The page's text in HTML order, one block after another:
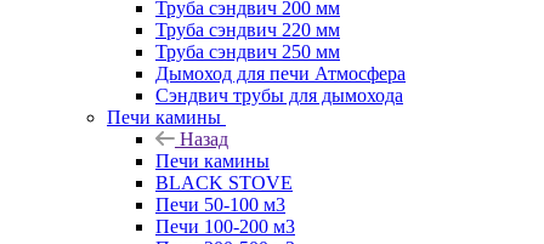
Труба сэндвич 200 мм
Труба сэндвич 220 мм
Труба сэндвич 250 мм
Дымоход для печи Атмосфера
Сэндвич трубы для дымохода
Печи камины
Назад
Печи камины
BLACK STOVE
Печи 50-100 м3
Печи 100-200 м3